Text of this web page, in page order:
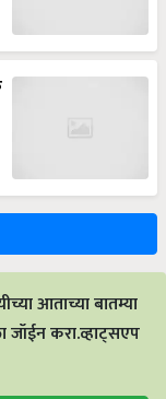
आताच्या बातम्या
जॉईन करा.व्हाट्सएप